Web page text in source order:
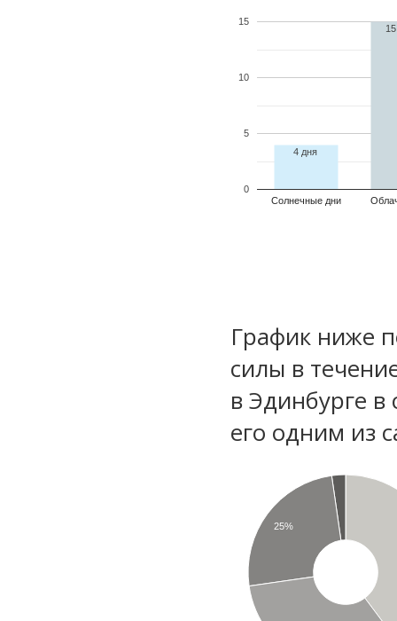
Солнечные дни
0
5
10
15
4 дня
График ниже
силы в
в Эдинбурге в
его одним из
25%